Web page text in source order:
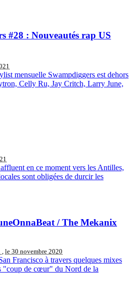
#28 : Nouveautés rap US
mensuelle Swampdiggers est dehors
Celly Ru, Jay Critch, Larry June,
en ce moment vers les Antilles,
sont obligées de durcir les
/ The Mekanix
le 30 novembre 2020
Francisco à travers quelques mixes
"coup de cœur" du Nord de la